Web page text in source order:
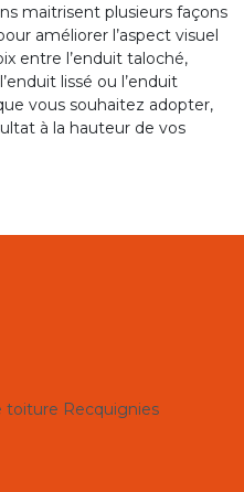
maitrisent plusieurs façons
améliorer l’aspect visuel
entre l’enduit taloché,
lissé ou l’enduit
vous souhaitez adopter,
à la hauteur de vos
Recquignies